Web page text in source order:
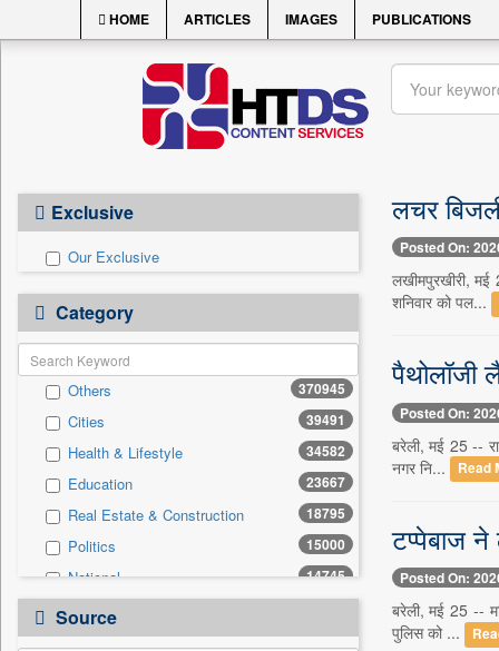
HOME ARTICLES IMAGES PUBLICATIONS
Exclusive
Our Exclusive
Category
Others 370945
Cities 39491
Health & Lifestyle 34582
Education 23667
Real Estate & Construction 18795
Politics 15000
National 14745
Business & Finance 12016
Source
लचर
Posted On:
लखीमपुरखीरी, मई
शनिवार को पल...
पैथोलॉजी
Posted On:
बरेली, मई 25 --
नगर नि...
Read
टप्पेबाज
Posted On:
बरेली, मई 25 --
पुलिस को ...